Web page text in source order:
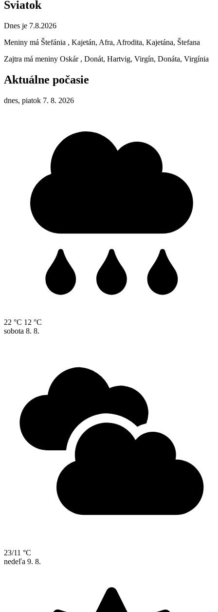
Sviatok
Dnes je 7.8.2026
Meniny má Štefánia , Kajetán, Afra, Afrodita, Kajetána, Štefana
Zajtra má meniny Oskár , Donát, Hartvig, Virgín, Donáta, Virgínia
Aktuálne počasie
dnes, piatok 7. 8. 2026
22 °C 12 °C
sobota 8. 8.
23/11 °C
nedeľa 9. 8.